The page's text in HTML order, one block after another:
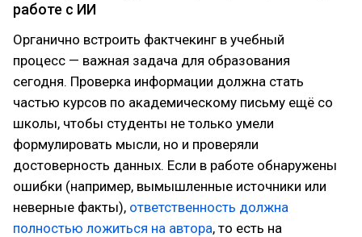
работе с ИИ
Органично встроить фактчекинг в учебный
процесс — важная задача для образования
сегодня. Проверка информации должна стать
частью курсов по академическому письму ещё со
школы, чтобы студенты не только умели
формулировать мысли, но и проверяли
достоверность данных. Если в работе обнаружены
ошибки (например, вымышленные источники или
неверные факты), ответственность должна
полностью ложиться на автора, то есть на